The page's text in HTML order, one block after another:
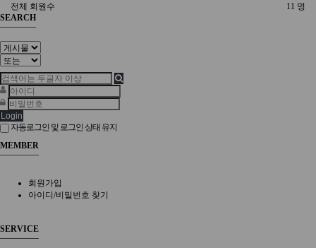
11 명
전체 회원수
SEARCH
Login
자동로그인 및 로그인 상태 유지
MEMBER
회원가입
아이디/비밀번호 찾기
SERVICE